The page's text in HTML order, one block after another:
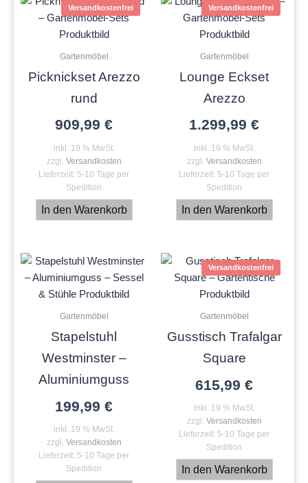
Versandkostenfrei
Gartenmöbel
Picknickset Arezzo
rund
909,99 €
inkl. 19 % MwSt.
zzgl. Versandkosten
Lieferzeit: 5-10 Tage per
Spedition
In den Warenkorb
Versandkostenfrei
Gartenmöbel
Lounge Eckset
Arezzo
1.299,99 €
inkl. 19 % MwSt.
zzgl. Versandkosten
Lieferzeit: 5-10 Tage per
Spedition
In den Warenkorb
Gartenmöbel
Stapelstuhl
Westminster –
Aluminiumguss
199,99 €
inkl. 19 % MwSt.
zzgl. Versandkosten
Lieferzeit: 5-10 Tage per
Spedition
Versandkostenfrei
Gartenmöbel
Gusstisch Trafalgar
Square
615,99 €
inkl. 19 % MwSt.
zzgl. Versandkosten
Lieferzeit: 5-10 Tage per
Spedition
In den Warenkorb